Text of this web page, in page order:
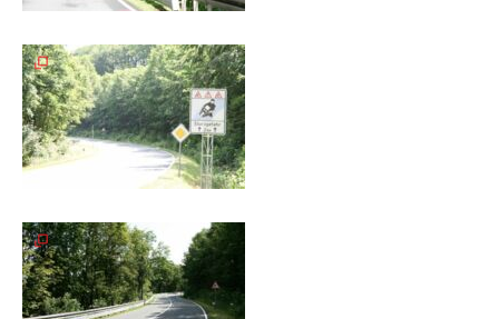
ändern
Gewerbliche
Förderer
Flyer
Achte
auf
Motorradfahrer